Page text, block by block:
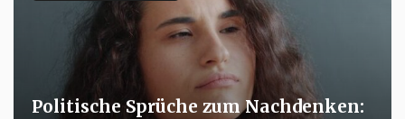
Politische Sprüche zum Nachdenken: